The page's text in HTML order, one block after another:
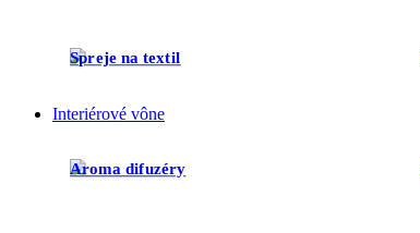
Spreje na textil
Interiérové vône
Aroma difuzéry